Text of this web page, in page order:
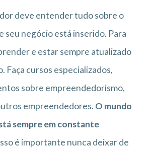
deve entender tudo sobre o
seu negócio está inserido. Para
e estar sempre atualizado
Faça cursos especializados,
sobre empreendedorismo,
empreendedores. O mundo
sempre em constante
é importante nunca deixar de